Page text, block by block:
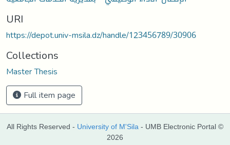
URI
https://depot.univ-msila.dz/handle/123456789/30906
Collections
Master Thesis
Full item page
All Rights Reserved - University of M'Sila - UMB Electronic Portal ©
2026